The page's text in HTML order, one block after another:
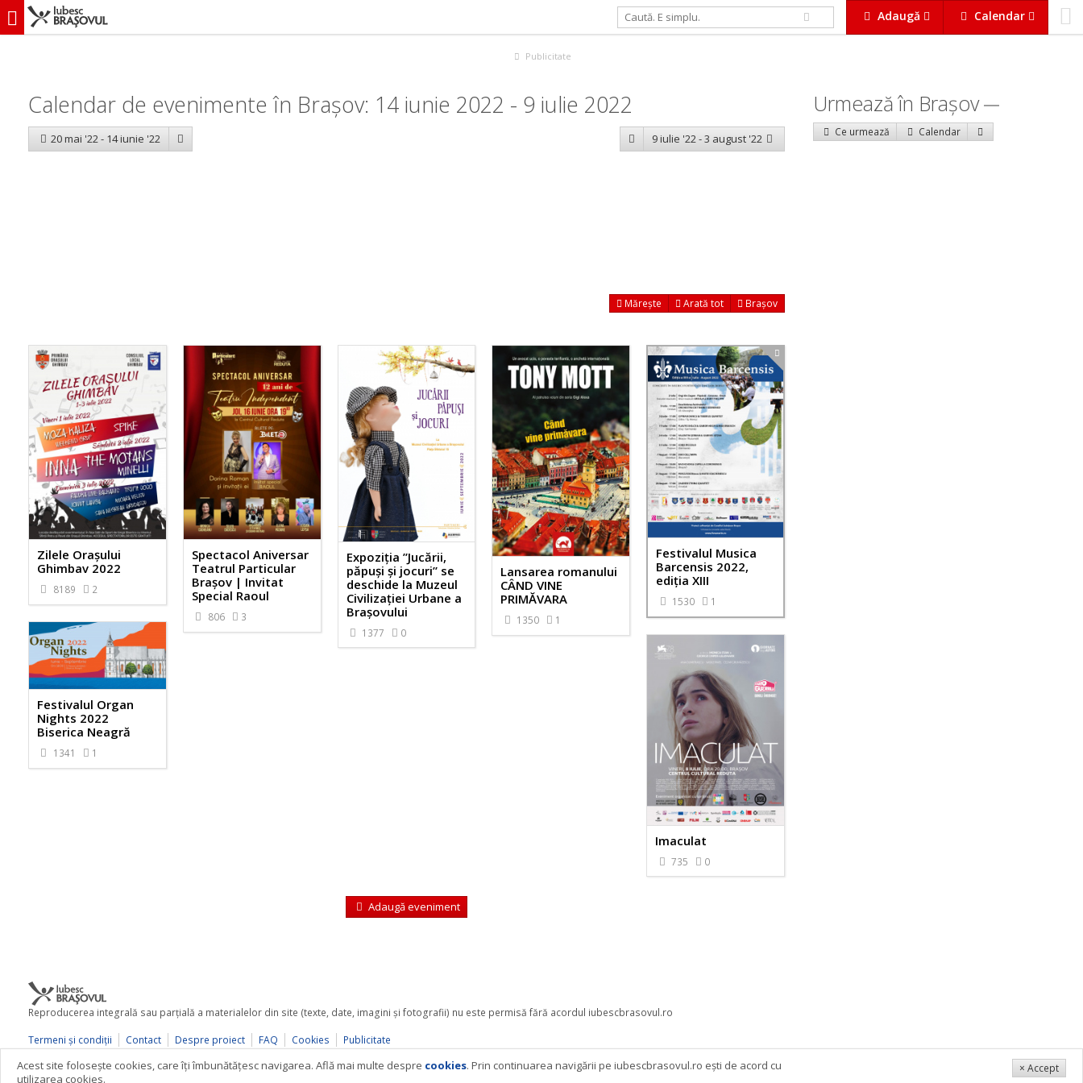
Adaugă Calendar
iubescbraşovul.ro
Publicitate
Calendar de evenimente în Brașov: 14 iunie 2022 - 9 iulie 2022
20 mai '22 - 14 iunie '22 9 iulie '22 - 3 august '22
Mărește Arată tot Brașov
Zilele Orașului
Ghimbav 2022
8189 2
Spectacol Aniversar
Teatrul Particular
Brașov | Invitat
Special Raoul
806 3
Expoziţia ”Jucării,
păpuși și jocuri” se
deschide la Muzeul
Civilizației Urbane a
Brașovului
1377 0
Lansarea romanului
CÂND VINE
PRIMĂVARA
1350 1
Festivalul Musica
Barcensis 2022,
ediţia XIII
1530 1
Festivalul Organ
Nights 2022
Biserica Neagră
1341 1
Imaculat
735 0
Adaugă eveniment
Urmează în Braşov
Ce urmează Calendar
Reproducerea integrală sau parţială a materialelor din site (texte, date, imagini şi fotografii) nu este permisă fără acordul iubescbrasovul.ro
Termeni şi condiţii
Contact Despre proiect FAQ Cookies
Publicitate
© 2026 iubescbrasovul.ro
Acest site foloseşte cookies, care îţi îmbunătăţesc navigarea. Află mai multe despre cookies. Prin continuarea navigării pe iubescbrasovul.ro eşti de acord cu
utilizarea cookies.
× Accept